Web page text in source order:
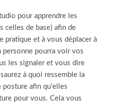
pour apprendre les
celles de base) afin de
pratique et à vous déplacer à
personne pourra voir vos
les signaler et vous dire
à quoi ressemble la
afin qu’elles
pour vous. Cela vous